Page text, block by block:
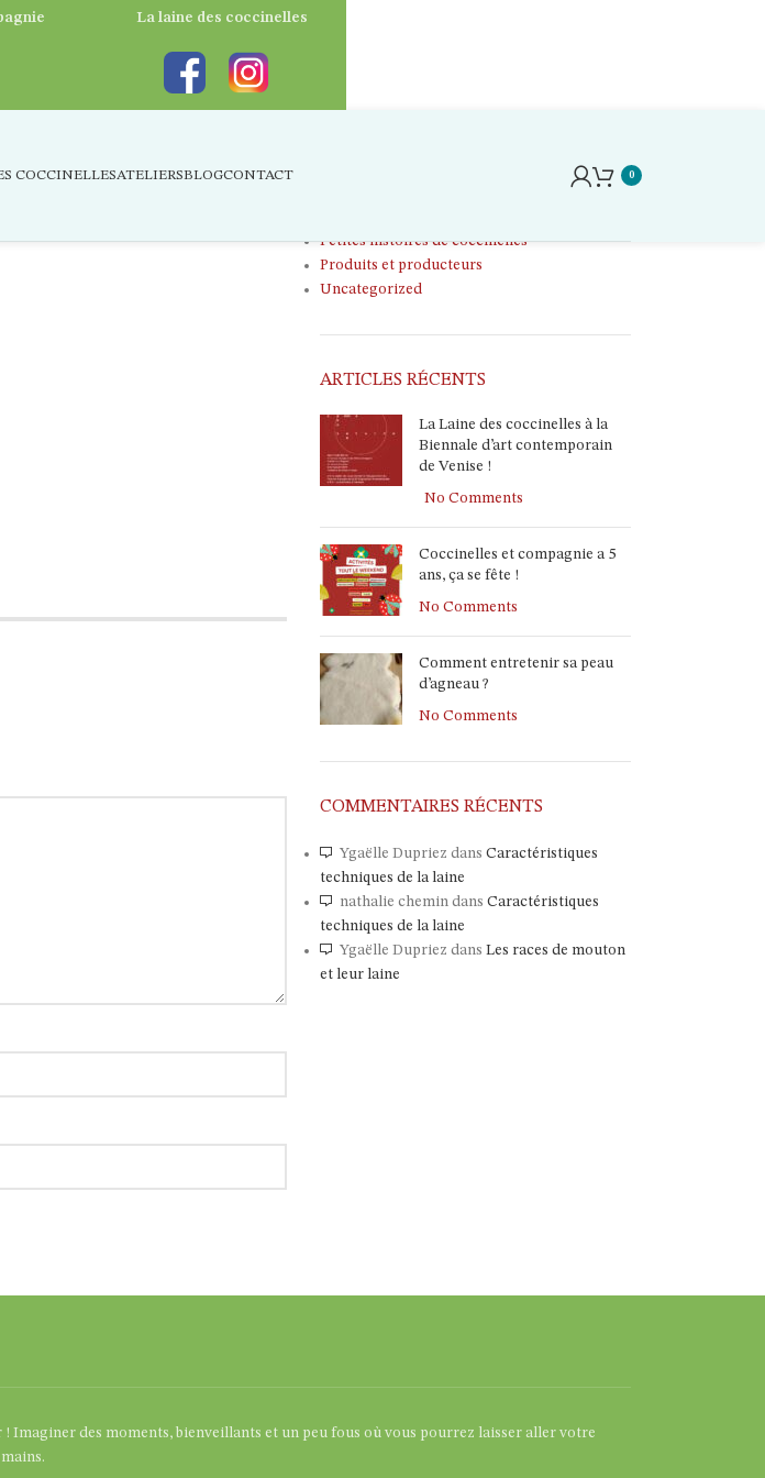
COCCINELLESATELIERSBLOGCONTACT 0
Petites histoires de coccinelles
Produits et producteurs
Uncategorized
ARTICLES RÉCENTS
La Laine des coccinelles à la
Biennale d’art contemporain
de Venise !
No Comments
Coccinelles et compagnie a 5
ans, ça se fête !
No Comments
Comment entretenir sa peau
d’agneau ?
No Comments
COMMENTAIRES RÉCENTS
Ygaëlle Dupriez dans Caractéristiques
techniques de la laine
nathalie chemindans Caractéristiques
techniques de la laine
Ygaëlle Dupriez dans Les races de mouton
et leur laine
Imaginer des moments, bienveillants et un peu fous où vous pourrez laisser aller votre
La laine des coccinelles